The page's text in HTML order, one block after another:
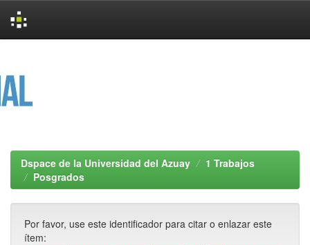
Dspace de la Universidad del Azuay
1 Trabajos
Posgrados
Por favor, use este identificador para citar o enlazar este
ítem: